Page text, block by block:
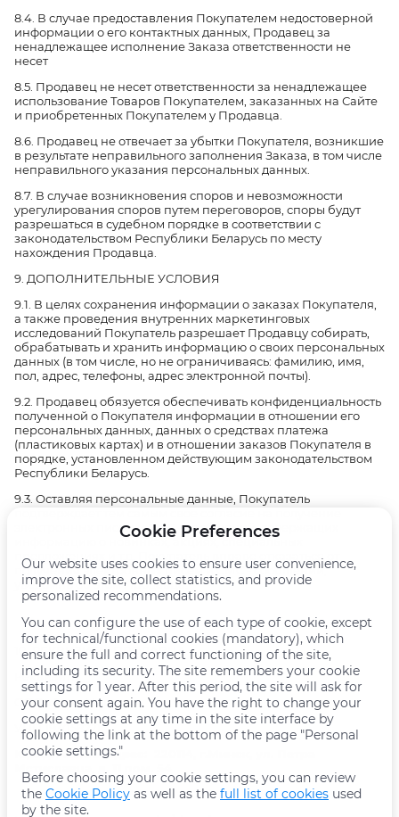
Cookie Preferences
Our website uses cookies to ensure user convenience,
improve the site, collect statistics, and provide
personalized recommendations.
You can configure the use of each type of cookie, except
for technical/functional cookies (mandatory), which
ensure the full and correct functioning of the site,
including its security. The site remembers your cookie
settings for 1 year. After this period, the site will ask for
your consent again. You have the right to change your
cookie settings at any time in the site interface by
following the link at the bottom of the page "Personal
cookie settings."
Before choosing your cookie settings, you can review
the Cookie Policy as well as the full list of cookies used
by the site.
8.4. В случае предоставления Покупателем недостоверной
информации о его контактных данных, Продавец за
ненадлежащее исполнение Заказа ответственности не
несет
8.5. Продавец не несет ответственности за ненадлежащее
использование Товаров Покупателем, заказанных на Сайте
и приобретенных Покупателем у Продавца.
8.6. Продавец не отвечает за убытки Покупателя, возникшие
в результате неправильного заполнения Заказа, в том числе
неправильного указания персональных данных.
8.7. В случае возникновения споров и невозможности
урегулирования споров путем переговоров, споры будут
разрешаться в судебном порядке в соответствии с
законодательством Республики Беларусь по месту
нахождения Продавца.
9. ДОПОЛНИТЕЛЬНЫЕ УСЛОВИЯ
9.1. В целях сохранения информации о заказах Покупателя,
а также проведения внутренних маркетинговых
исследований Покупатель разрешает Продавцу собирать,
обрабатывать и хранить информацию о своих персональных
данных (в том числе, но не ограничиваясь: фамилию, имя,
пол, адрес, телефоны, адрес электронной почты).
9.2. Продавец обязуется обеспечивать конфиденциальность
полученной о Покупателя информации в отношении его
персональных данных, данных о средствах платежа
(пластиковых картах) и в отношении заказов Покупателя в
порядке, установленном действующим законодательством
Республики Беларусь.
9.3. Оставляя персональные данные, Покупатель
электронных писем и СМС - сообщений, содержащих
информацию о новинках, акциях, специальных
предложениях и т.д. Покупатель вправе отказаться от
получения электронных писем и СМС - сообщений,
уведомив об этом Продавца.
10. РЕКВИЗИТЫ ПРОДАВЦА
Реквизиты
ООО «Азия Мол»
УНП 193058221
Юридический адрес: 220114, г.Минск, ул. Петра